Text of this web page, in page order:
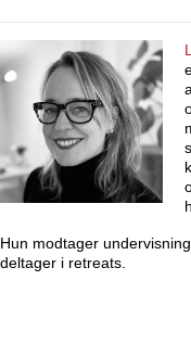
Hun modtager
deltager i retreats.